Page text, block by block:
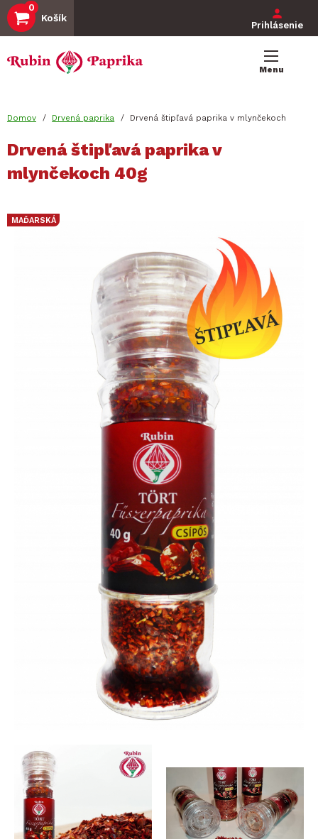
Skočiť
na
obsah
0
Košík
menu
Prihlásenie
navigation
Menu
You
are
here
Domov Drvená paprika Drvená štipľavá paprika v mlynčekoch
Drvená štipľavá paprika v
mlynčekoch 40g
MAĎARSKÁ